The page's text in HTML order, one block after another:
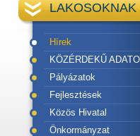
LAKOSOKNAK
Hírek
KÖZÉRDEKŰ
Pályázatok
Fejlesztések
Közös Hivatal
Önkormányzat